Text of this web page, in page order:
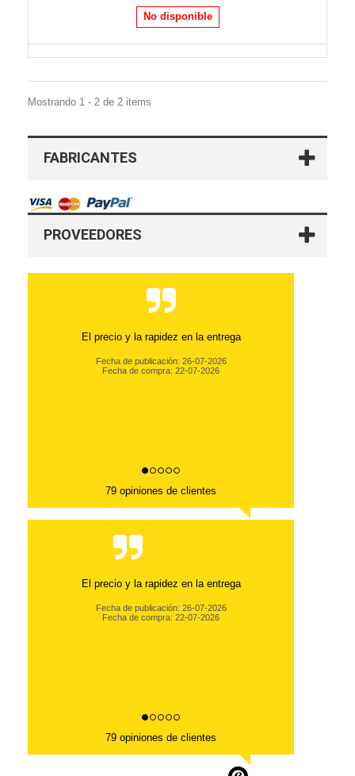
No disponible
Mostrando 1 - 2 de 2 items
FABRICANTES
PROVEEDORES
El precio y la rapidez en la entrega
Fecha de publicación: 26-07-2026
Fecha de compra: 22-07-2026
79 opiniones de clientes
El precio y la rapidez en la entrega
Fecha de publicación: 26-07-2026
Fecha de compra: 22-07-2026
79 opiniones de clientes